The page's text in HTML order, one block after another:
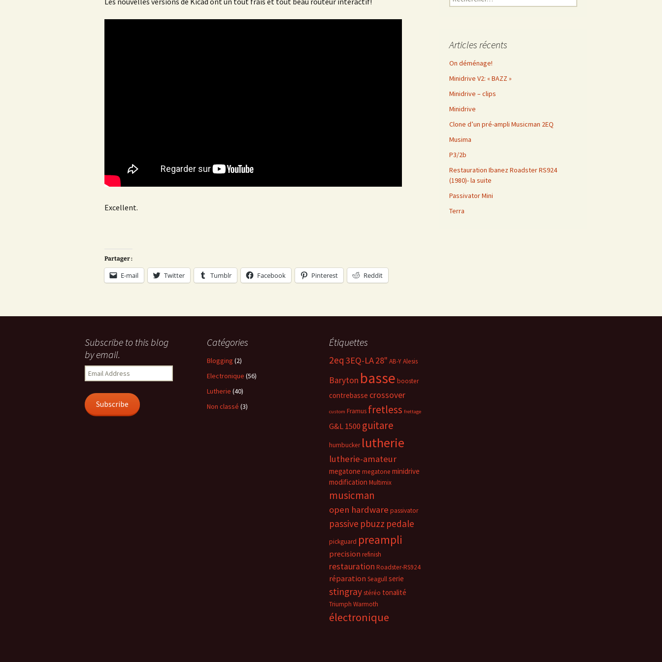
Excellent.
Partager :
E-mail Twitter Tumblr Facebook Pinterest Reddit
Articles récents
On déménage!
Minidrive V2: « BAZZ »
Minidrive – clips
Minidrive
Clone d’un pré-ampli Musicman 2EQ
Musima
P3/2b
Restauration Ibanez Roadster RS924
(1980)- la suite
Passivator Mini
Terra
Subscribe to this blog
by email.
Email
Address
Subscribe
Catégories
Blogging (2)
Electronique (56)
Lutherie (40)
Non classé (3)
Étiquettes
2eq 3EQ-LA28" AB-YAlesis
Baryton basse booster
contrebasse crossover
custom Framus fretless frettage
G&L 1500 guitare
humbucker lutherie
lutherie-amateur
megatone megatone minidrive
modification Multimix
musicman
open hardware passivator
passive pbuzz pedale
pickguard preampli
precision refinish
restauration Roadster-RS924
réparation Seagullserie
stingraystéréo tonalité
Triumph Warmoth
électronique